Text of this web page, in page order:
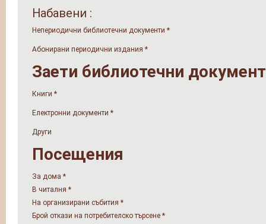
Набавени :
Непериодични библиотечни документи *
Абонирани периодични издания *
Заети библиотечни
Книги *
Електронни документи *
Други
Посещения
За дома *
В читалня *
На организирани събития *
Брой откази на потребителско търсене *